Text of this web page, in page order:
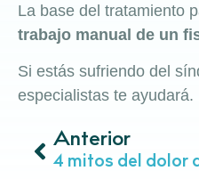
La base del tratamiento
trabajo manual de un
Si estás sufriendo del
especialistas te ayudará.
Anterior
4 mitos del dolor